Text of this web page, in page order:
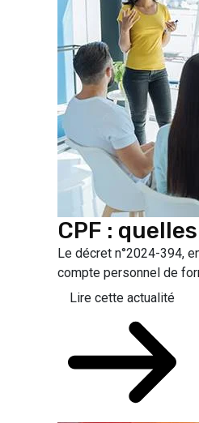
CPF :
Le décret n°2024-394,
compte personnel de
Lire cette actualité